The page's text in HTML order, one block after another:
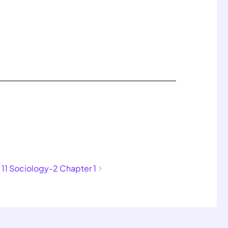
Sociology-2 Chapter 1Next